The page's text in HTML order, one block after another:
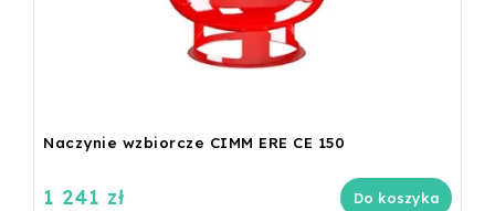
Naczynie wzbiorcze CIMM ERE CE 150
1 241 zł Do koszyka